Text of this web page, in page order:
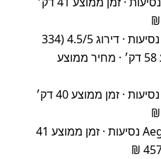
Sky Express – 288 נסיעות · דירוג 4.5/5 (334
ביקורות) · זמן ממוצע 58 דק׳ · מחיר ממוצע
Sky Express – 263 נסיעות · זמן ממוצע 40 דק׳
Aegean Airlines – 181 נסיעות · זמן ממוצע 41